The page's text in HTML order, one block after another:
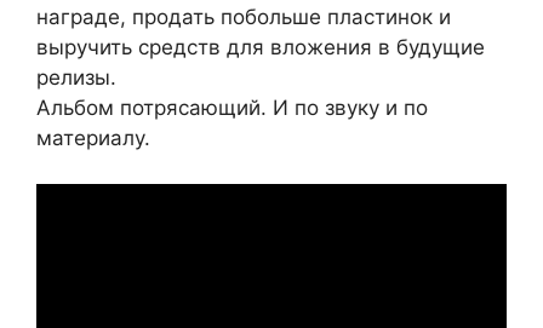
награде, продать побольше пластинок и
выручить средств для вложения в будущие
релизы.
Альбом потрясающий. И по звуку и по
материалу.